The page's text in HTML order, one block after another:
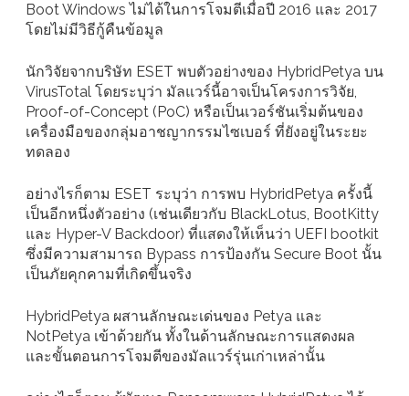
Boot Windows ไม่ได้ในการโจมตีเมื่อปี 2016 และ 2017
โดยไม่มีวิธีกู้คืนข้อมูล
นักวิจัยจากบริษัท ESET พบตัวอย่างของ HybridPetya บน
VirusTotal โดยระบุว่า มัลแวร์นี้อาจเป็นโครงการวิจัย,
Proof-of-Concept (PoC) หรือเป็นเวอร์ชันเริ่มต้นของ
เครื่องมือของกลุ่มอาชญากรรมไซเบอร์ ที่ยังอยู่ในระยะ
ทดลอง
อย่างไรก็ตาม ESET ระบุว่า การพบ HybridPetya ครั้งนี้
เป็นอีกหนึ่งตัวอย่าง (เช่นเดียวกับ BlackLotus, BootKitty
และ Hyper-V Backdoor) ที่แสดงให้เห็นว่า UEFI bootkit
ซึ่งมีความสามารถ Bypass การป้องกัน Secure Boot นั้น
เป็นภัยคุกคามที่เกิดขึ้นจริง
HybridPetya ผสานลักษณะเด่นของ Petya และ
NotPetya เข้าด้วยกัน ทั้งในด้านลักษณะการแสดงผล
และขั้นตอนการโจมตีของมัลแวร์รุ่นเก่าเหล่านั้น